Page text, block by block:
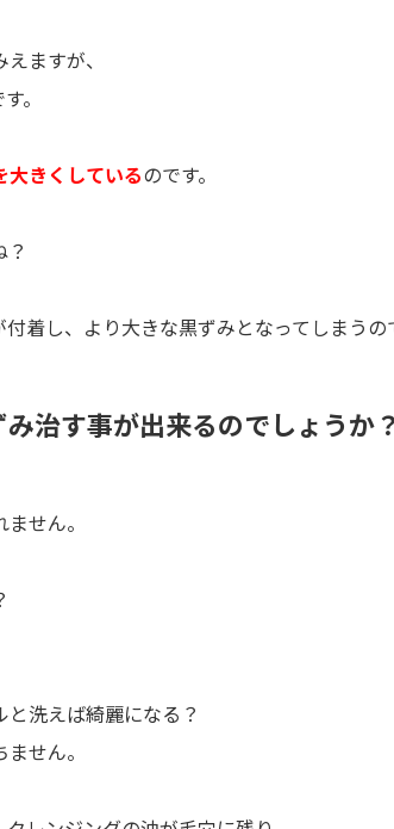
ますが、
。
大きくしているのです。
着し、より大きな黒ずみとなってしまうの
治す事が出来るのでしょうか？
せん。
洗えば綺麗になる？
せん。